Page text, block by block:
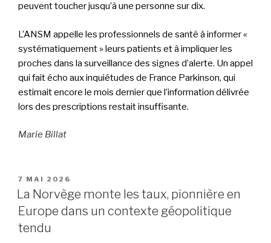
peuvent toucher jusqu’à une personne sur dix.
L’ANSM appelle les professionnels de santé à informer «
systématiquement » leurs patients et à impliquer les
proches dans la surveillance des signes d’alerte. Un appel
qui fait écho aux inquiétudes de France Parkinson, qui
estimait encore le mois dernier que l’information délivrée
lors des prescriptions restait insuffisante.
Marie Billat
PUBLIÉ
LE
7 MAI 2026
La Norvège monte les taux, pionnière en
Europe dans un contexte géopolitique
tendu